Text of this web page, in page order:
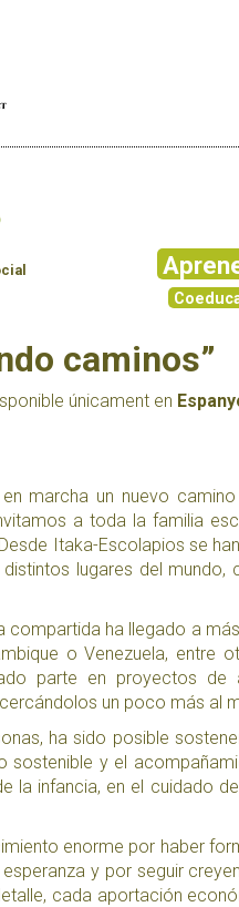
caminos”
únicament en
marcha un nuevo
a toda la familia
Itaka-Escolapios se
lugares del
compartida ha llegado a
o Venezuela, entre
parte en proyectos de
un poco más al
ha sido posible
sostenible y el
la infancia, en el cuidado
enorme por haber
y por seguir
cada aportación